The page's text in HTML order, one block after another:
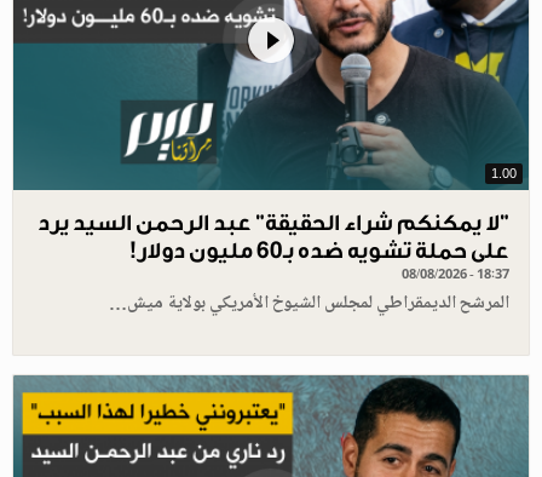
1.00
"لا يمكنكم شراء الحقيقة" عبد الرحمن السيد يرد
على حملة تشويه ضده بـ60 مليون دولار!
08/08/2026 - 18:37
المرشح الديمقراطي لمجلس الشيوخ الأمريكي بولاية ميش…